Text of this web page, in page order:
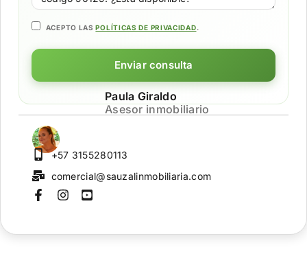
ACEPTO LASPOLÍTICAS DE PRIVACIDAD.
Enviar consulta
Paula Giraldo
Asesor inmobiliario
+57 3155280113
comercial@sauzalinmobiliaria.com